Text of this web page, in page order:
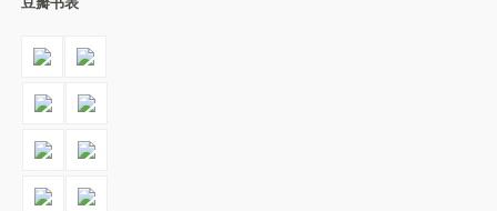
豆瓣书表